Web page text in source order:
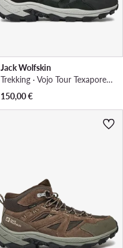
Jack Wolfskin
Trekking · Vojo Tour Texapore Mid M A62072 · Crna
150,00€